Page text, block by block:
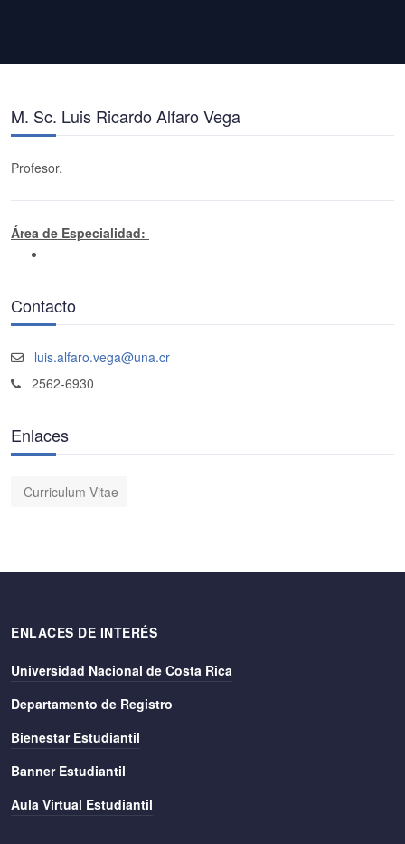
M. Sc. Luis Ricardo Alfaro Vega
Profesor.
Área de Especialidad:
Contacto
luis.alfaro.vega@una.cr
2562-6930
Enlaces
Curriculum Vitae
ENLACES DE INTERÉS
Universidad Nacional de Costa Rica
Departamento de Registro
Bienestar Estudiantil
Banner Estudiantil
Aula Virtual Estudiantil